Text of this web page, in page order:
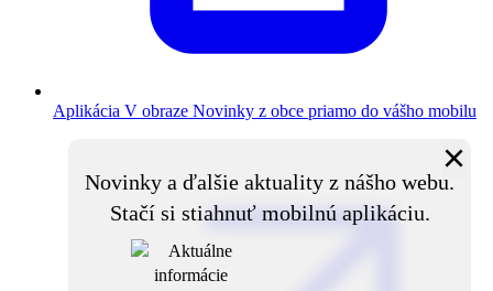
Aplikácia V obraze Novinky z obce priamo do vášho mobilu
Novinky a ďalšie aktuality z nášho webu.
Stačí si stiahnuť mobilnú aplikáciu.
×